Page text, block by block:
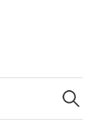
Suchen
nach: